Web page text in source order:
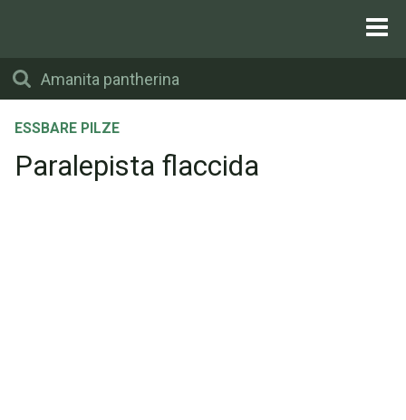
ESSBARE PILZE
Paralepista flaccida